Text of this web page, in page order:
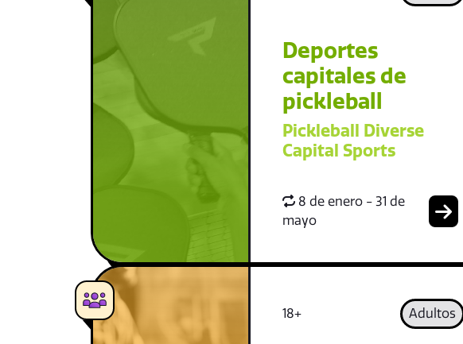
Deportes
capitales de
pickleball
Pickleball Diverse
Capital Sports
8 de enero - 31 de
mayo
18+ Adultos